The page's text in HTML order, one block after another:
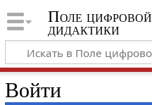
Поле цифровой
дидактики
Войти